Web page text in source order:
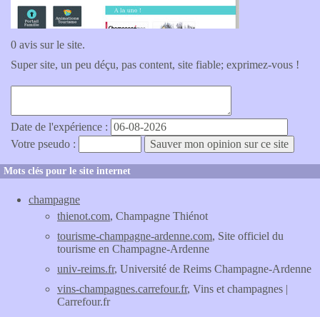
0 avis sur le site.
Super site, un peu déçu, pas content, site fiable; exprimez-vous !
Date de l'expérience :
Votre pseudo :
Mots clés pour le site internet
champagne
thienot.com, Champagne Thiénot
tourisme-champagne-ardenne.com, Site officiel du
tourisme en Champagne-Ardenne
univ-reims.fr, Université de Reims Champagne-Ardenne
vins-champagnes.carrefour.fr, Vins et champagnes |
Carrefour.fr